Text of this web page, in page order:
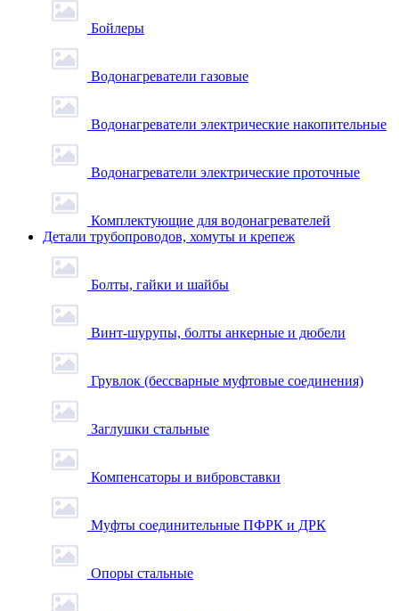
Бойлеры
Водонагреватели газовые
Водонагреватели электрические накопительные
Водонагреватели электрические проточные
Комплектующие для водонагревателей
Детали трубопроводов, хомуты и крепеж
Болты, гайки и шайбы
Винт-шурупы, болты анкерные и дюбели
Грувлок (бессварные муфтовые соединения)
Заглушки стальные
Компенсаторы и вибровставки
Муфты соединительные ПФРК и ДРК
Опоры стальные